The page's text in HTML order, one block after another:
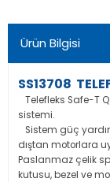
Ürün Bilgisi
SS13708
Telefleks Safe-T
sistemi.
Sistem güç
dıştan motorlara
Paslanmaz çelik
kutusu, bezel ve